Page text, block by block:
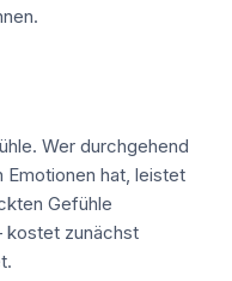
Wer durchgehend
Emotionen hat, leistet
Gefühle
kostet zunächst